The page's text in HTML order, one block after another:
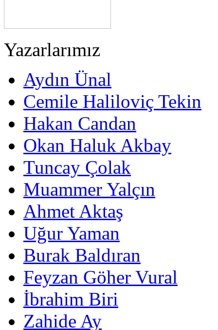
Yazarlarımız
Aydın Ünal
Cemile Haliloviç Tekin
Hakan Candan
Okan Haluk Akbay
Tuncay Çolak
Muammer Yalçın
Ahmet Aktaş
Uğur Yaman
Burak Baldıran
Feyzan Göher Vural
İbrahim Biri
Zahide Ay